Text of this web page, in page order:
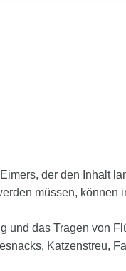
der den Inhalt
müssen, können
und das Tragen von
Katzenstreu,